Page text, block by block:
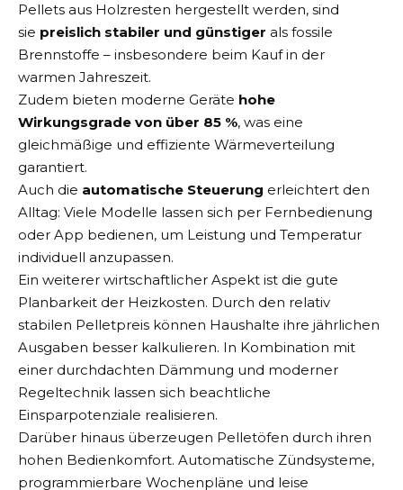
Pellets aus Holzresten hergestellt werden, sind
sie preislich stabiler und günstiger als fossile
Brennstoffe – insbesondere beim Kauf in der
warmen Jahreszeit.
Zudem bieten moderne Geräte hohe
Wirkungsgrade von über 85 %, was eine
gleichmäßige und effiziente Wärmeverteilung
garantiert.
Auch die automatische Steuerung erleichtert den
Alltag: Viele Modelle lassen sich per Fernbedienung
oder App bedienen, um Leistung und Temperatur
individuell anzupassen.
Ein weiterer wirtschaftlicher Aspekt ist die gute
Planbarkeit der Heizkosten. Durch den relativ
stabilen Pelletpreis können Haushalte ihre jährlichen
Ausgaben besser kalkulieren. In Kombination mit
einer durchdachten Dämmung und moderner
Regeltechnik lassen sich beachtliche
Einsparpotenziale realisieren.
Darüber hinaus überzeugen Pelletöfen durch ihren
hohen Bedienkomfort. Automatische Zündsysteme,
programmierbare Wochenpläne und leise